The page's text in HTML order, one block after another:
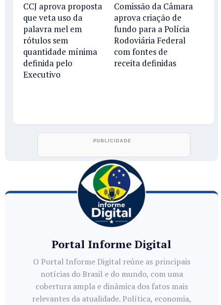
CCJ aprova proposta
que veta uso da
palavra mel em
rótulos sem
quantidade mínima
definida pelo
Executivo
Comissão da Câmara
aprova criação de
fundo para a Polícia
Rodoviária Federal
com fontes de
receita definidas
Portal Informe Digital
O Portal Informe Digital reúne as principais
notícias do Brasil e do mundo, com uma
cobertura ampla e dinâmica dos fatos mais
relevantes da atualidade. Política, economia,